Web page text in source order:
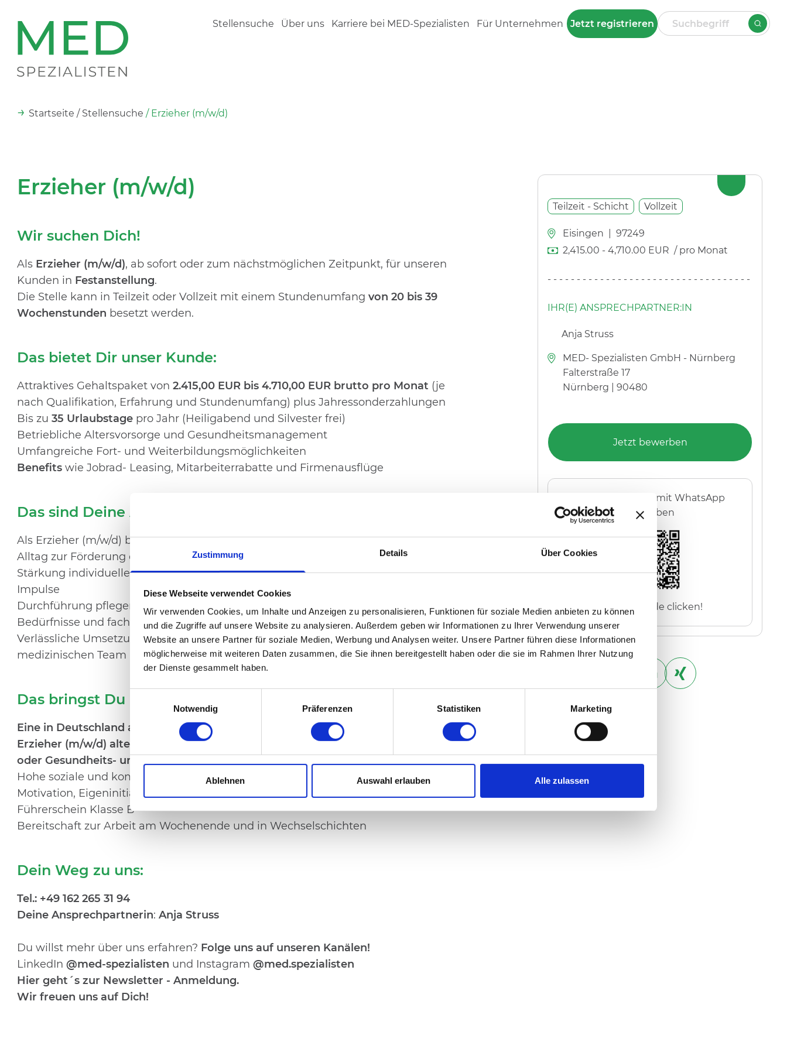
Zustimmung Details Über Cookies
Diese Webseite verwendet Cookies
Wir verwenden Cookies, um Inhalte und Anzeigen zu personalisieren, Funktionen für soziale Medien anbieten zu können
und die Zugriffe auf unsere Website zu analysieren. Außerdem geben wir Informationen zu Ihrer Verwendung unserer
Website an unsere Partner für soziale Medien, Werbung und Analysen weiter. Unsere Partner führen diese Informationen
möglicherweise mit weiteren Daten zusammen, die Sie ihnen bereitgestellt haben oder die sie im Rahmen Ihrer Nutzung
der Dienste gesammelt haben.
Notwendig
Präferenzen Statistiken Marketing
Ablehnen Auswahl erlauben Alle zulassen
Stellensuche Über uns Karriere bei MED-Spezialisten Für Unternehmen Jetzt registrieren
→ Startseite / Stellensuche / Erzieher (m/w/d)
Erzieher (m/w/d)
Wir suchen Dich!
Als Erzieher (m/w/d), ab sofort oder zum nächstmöglichen Zeitpunkt, für unseren
Kunden in Festanstellung.
Die Stelle kann in Teilzeit oder Vollzeit mit einem Stundenumfang von 20 bis 39
Wochenstunden besetzt werden.
Das bietet Dir unser Kunde:
Attraktives Gehaltspaket von 2.415,00 EUR bis 4.710,00 EUR brutto pro Monat (je
nach Qualifikation, Erfahrung und Stundenumfang) plus Jahressonderzahlungen
Bis zu 35 Urlaubstage pro Jahr (Heiligabend und Silvester frei)
Betriebliche Altersvorsorge und Gesundheitsmanagement
Umfangreiche Fort- und Weiterbildungsmöglichkeiten
Benefits wie Jobrad- Leasing, Mitarbeiterrabatte und Firmenausflüge
Das sind Deine Aufgaben:
Als Erzieher (m/w/d) begleitest und unterstützt Du Menschen mit Assistenzbedarf im
Alltag zur Förderung eines selbstbestimmten Lebens
Stärkung individueller Fähigkeiten durch gezielte Anleitung und motivierende
Impulse
Durchführung pflegerischer Tätigkeiten unter Berücksichtigung persönlicher
Bedürfnisse und fachlicher Standards
Verlässliche Umsetzung ärztlicher Verordnungen in enger Zusammenarbeit mit dem
medizinischen Team
Das bringst Du mit:
Eine in Deutschland abgeschlossene oder offiziell anerkannte Berufsqualifikation als
Erzieher (m/w/d) alternativ als Heilerziehungspfleger (m/w/d), Altenpfleger (m/w/d)
oder Gesundheits- und Krankenpfleger (m/w/d)
Hohe soziale und kommunikative Kompetenz im Umgang mit Bewohner:innen
Motivation, Eigeninitiative und selbstverantwortliches Arbeiten
Führerschein Klasse B
Bereitschaft zur Arbeit am Wochenende und in Wechselschichten
Dein Weg zu uns:
Tel.: +49 162 265 31 94
Deine Ansprechpartnerin: Anja Struss
Du willst mehr über uns erfahren? Folge uns auf unseren Kanälen!
LinkedIn @med-spezialisten und Instagram @med.spezialisten
Hier geht´s zur Newsletter - Anmeldung.
Wir freuen uns auf Dich!
Teilzeit - Schicht Vollzeit
Eisingen
97249
2,415.00 - 4,710.00 EUR / pro Monat
IHR(E) ANSPRECHPARTNER:IN
Anja Struss
MED- Spezialisten GmbH - Nürnberg
Falterstraße 17
Nürnberg | 90480
Jetzt bewerben
per Smartphone mit WhatsApp
bewerben
oder QR-Code clicken!